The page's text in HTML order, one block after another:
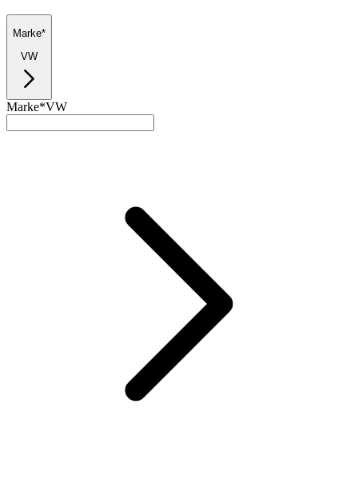
Marke*
VW
Marke*VW